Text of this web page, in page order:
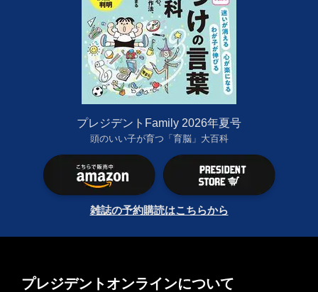
プレジデントFamily 2026年夏号
頭のいい子が育つ「育脳」大百科
雑誌の予約購読はこちらから
プレジデントオンラインについて